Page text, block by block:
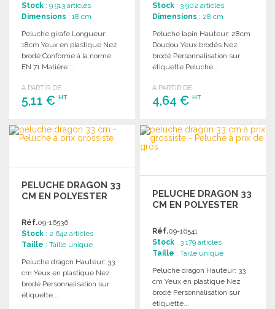
Stock : 9 913 articles
Dimensions : 18 cm
Peluche girafe Longueur:
18cm Yeux en plastique Nez
brodé Conforme à la norme
EN 71 Matière :...
A PARTIR DE
5,11 € HT
COMMANDER
Stock : 3 902 articles
Dimensions : 28 cm
Peluche lapin Hauteur: 28cm
Doudou Yeux brodés Nez
brodé Personnalisation sur
étiquette Peluche...
A PARTIR DE
4,64 €HT
COMMANDER
PELUCHE DRAGON 33
CM EN POLYESTER
Réf.09-16536
Stock : 2 642 articles
Taille : Taille unique
Peluche dragon Hauteur: 33
cm Yeux en plastique Nez
brodé Personnalisation sur
étiquette...
PELUCHE DRAGON 33
CM EN POLYESTER
Réf.09-16541
Stock : 3 179 articles
Taille : Taille unique
Peluche dragon Hauteur: 33
cm Yeux en plastique Nez
brodé Personnalisation sur
étiquette...